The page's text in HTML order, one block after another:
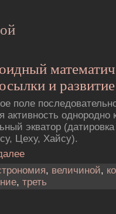
и развитие
поле
активность однородно
экватор
Цеху, Хайсу).
, величиной,
, треть